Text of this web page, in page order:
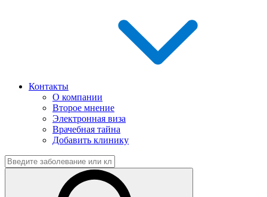
Контакты
О компании
Второе мнение
Электронная виза
Врачебная тайна
Добавить клинику